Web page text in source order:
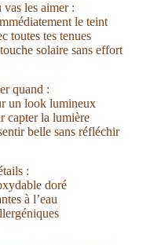
les aimer :
le teint
toutes tes tenues
solaire sans effort
quand :
un look lumineux
capter la lumière
belle sans réfléchir
:
doré
à l’eau